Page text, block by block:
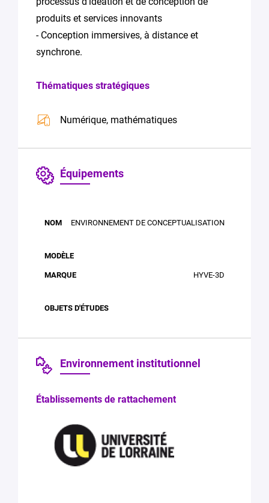
produits et services innovants
- Conception immersives, à distance et
synchrone.
Thématiques stratégiques
Numérique, mathématiques
Équipements
OBJETS
ENVIRONNEMENT DE CONCEPTUALISATION
HYVE-3D
Environnement institutionnel
Établissements de rattachement